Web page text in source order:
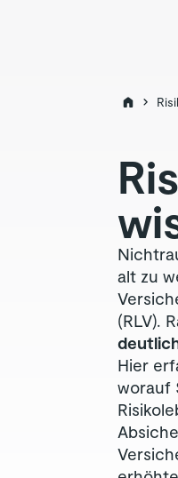
alt zu
(RLV).
Hier
worauf